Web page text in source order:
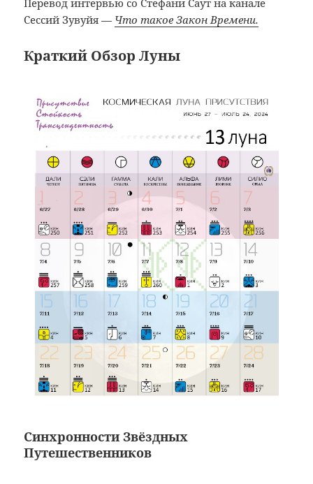
Перевод интервью со Стефани Саут на канале
Сессий Зувуйя — Что такое Закон Времени.
Краткий Обзор Луны
Синхронности Звёздных
Путешественников